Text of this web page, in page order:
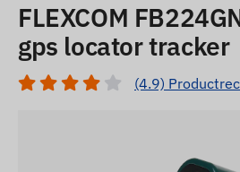
FLEXCOM
gps locator tracker
(4.9)